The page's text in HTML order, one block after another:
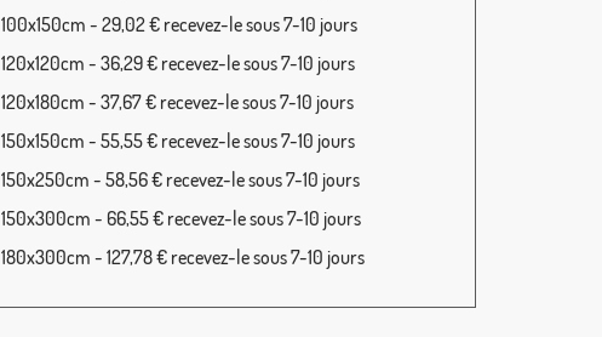
100x150cm - 29,02 € recevez-le sous 7-10 jours
120x120cm - 36,29 € recevez-le sous 7-10 jours
120x180cm - 37,67 € recevez-le sous 7-10 jours
150x150cm - 55,55 € recevez-le sous 7-10 jours
150x250cm - 58,56 € recevez-le sous 7-10 jours
150x300cm - 66,55 € recevez-le sous 7-10 jours
180x300cm - 127,78 € recevez-le sous 7-10 jours